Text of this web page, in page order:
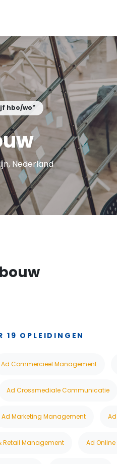
hbo/wo®
Nederland
19 OPLEIDINGEN
Ad Commercieel Management
Ad Crossmediale Communicatie
Ad Marketing Management
Retail Management Ad